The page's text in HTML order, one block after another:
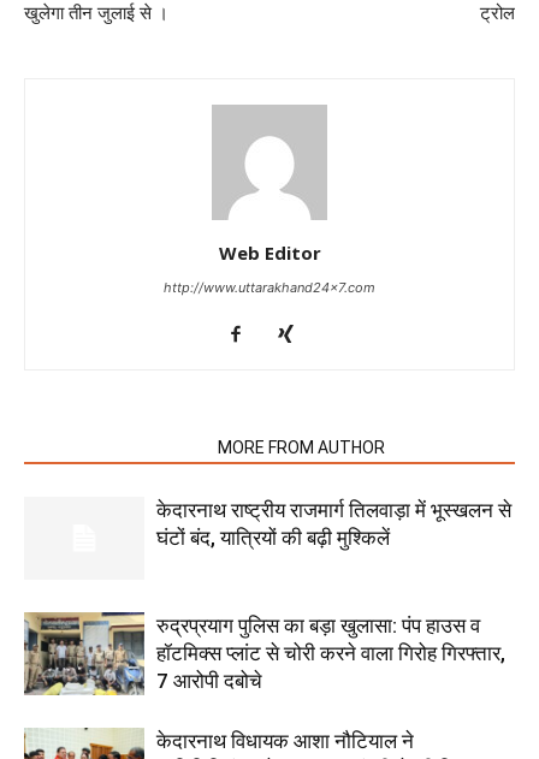
खुलेगा तीन जुलाई से ।
ट्रोल
Web Editor
http://www.uttarakhand24x7.com
MORE FROM AUTHOR
केदारनाथ राष्ट्रीय राजमार्ग तिलवाड़ा में भूस्खलन से
घंटों बंद, यात्रियों की बढ़ी मुश्किलें
रुद्रप्रयाग पुलिस का बड़ा खुलासा: पंप हाउस व
हॉटमिक्स प्लांट से चोरी करने वाला गिरोह गिरफ्तार,
7 आरोपी दबोचे
केदारनाथ विधायक आशा नौटियाल ने